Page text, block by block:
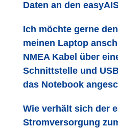
Daten an den
Ich möchte gerne
meinen Laptop
NMEA Kabel über
Schnittstelle und
das Notebook
Wie verhält sich der
Stromversorgung